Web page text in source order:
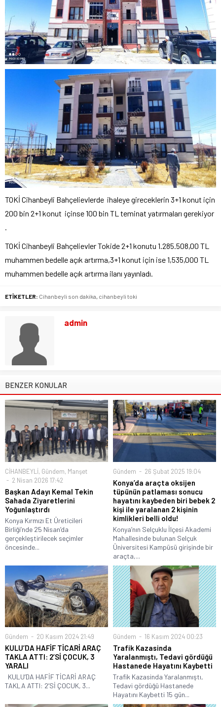
TOKİ Cihanbeyli Bahçelievlerde ihaleye gireceklerin 3+1 konut için
200 bin 2+1 konut içinse 100 bin TL teminat yatırmaları gerekiyor
.
TOKİ Cihanbeyli Bahçelievler Tokide 2+1 konutu 1.285.508,00 TL
muhammen bedelle açık artırma,3+1 konut için ise 1,535,000 TL
muhammen bedelle açık artırma ilanı yayınladı.
ETİKETLER: Cihanbeyli son dakika, cihanbeyli toki
admin
BENZER KONULAR
CİHANBEYLİ, Gündem, Manşet
2 Nisan 2026 17:42
Başkan Adayı Kemal Tekin
Sahada Ziyaretlerini
Yoğunlaştırdı
Konya Kırmızı Et Üreticileri
Birliği’nde 25 Nisan’da
gerçekleştirilecek seçimler
öncesinde...
Gündem 26 Şubat 2025 19:04
Konya’da araçta oksijen
tüpünün patlaması sonucu
hayatını kaybeden biri bebek 2
kişi ile yaralanan 2 kişinin
kimlikleri belli oldu!
Konya’nın Selçuklu İlçesi Akademi
Mahallesinde bulunan Selçuk
Üniversitesi Kampüsü girişinde bir
araçta,...
Gündem 20 Kasım 2024 21:49
KULU’DA HAFİF TİCARİ ARAÇ
TAKLA ATTI: 2’Sİ ÇOCUK, 3
YARALI
KULU’DA HAFİF TİCARİ ARAÇ
TAKLA ATTI: 2’Sİ ÇOCUK, 3...
Gündem 16 Kasım 2024 00:23
Trafik Kazasinda
Yaralanmıştı, Tedavi gördüğü
Hastanede Hayatını Kaybetti
Trafik Kazasinda Yaralanmıştı,
Tedavi gördüğü Hastanede
Hayatını Kaybetti 15 gün...